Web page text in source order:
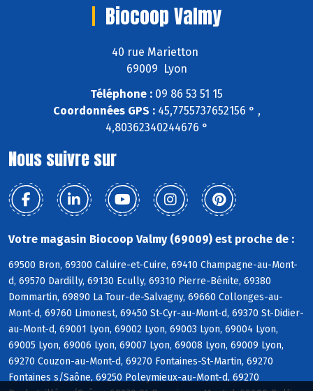
Biocoop Valmy
40 rue Marietton
69009 Lyon
Téléphone : 09 86 53 51 15
Coordonnées GPS :45,7755737652156 ° ,
4,80362340244676 °
Nous suivre sur
Votre magasin Biocoop Valmy (69009) est proche de :
69500 Bron, 69300 Caluire-et-Cuire, 69410 Champagne-au-Mont-
d, 69570 Dardilly, 69130 Ecully, 69310 Pierre-Bénite, 69380
Dommartin, 69890 La Tour-de-Salvagny, 69660 Collonges-au-
Mont-d, 69760 Limonest, 69450 St-Cyr-au-Mont-d, 69370 St-Didier-
au-Mont-d, 69001 Lyon, 69002 Lyon, 69003 Lyon, 69004 Lyon,
69005 Lyon, 69006 Lyon, 69007 Lyon, 69008 Lyon, 69009 Lyon,
69270 Couzon-au-Mont-d, 69270 Fontaines-St-Martin, 69270
Fontaines s/Saône, 69250 Poleymieux-au-Mont-d, 69270